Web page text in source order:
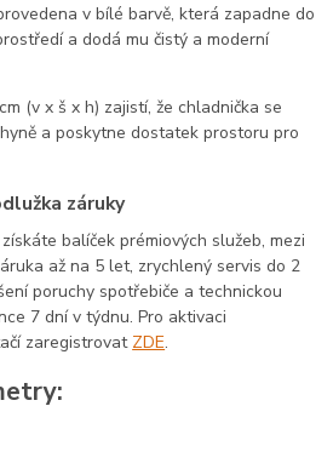
v bílé barvě, která zapadne do
a dodá mu čistý a moderní
(v x š x h) zajistí, že chladnička se
a poskytne dostatek prostoru pro
záruky
balíček prémiových služeb, mezi
až na 5 let, zrychlený servis do 2
poruchy spotřebiče a technickou
7 dní v týdnu. Pro aktivaci
zaregistrovat ZDE.